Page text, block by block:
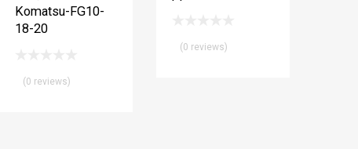
Komatsu-FG10-
18-20
(0 reviews)
(0 reviews)